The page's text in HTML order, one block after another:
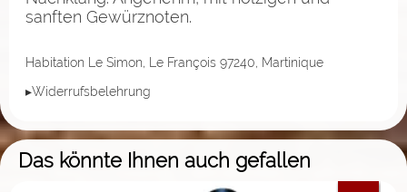
sanften Gewürznoten.
Habitation Le Simon, Le François 97240, Martinique
▸Widerrufsbelehrung
Das könnte Ihnen auch gefallen